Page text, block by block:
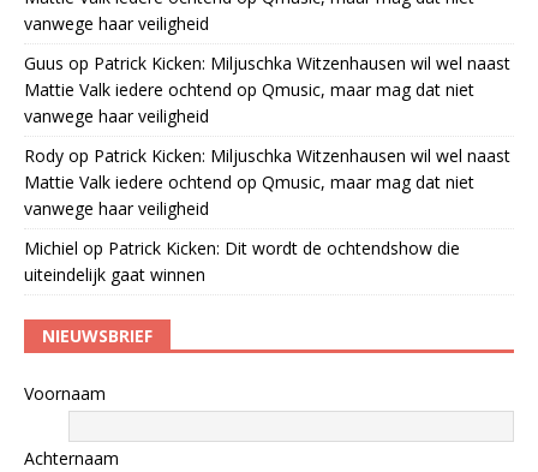
vanwege haar veiligheid
Guus op Patrick Kicken: Miljuschka Witzenhausen wil wel naast
Mattie Valk iedere ochtend op Qmusic, maar mag dat niet
vanwege haar veiligheid
Rody op Patrick Kicken: Miljuschka Witzenhausen wil wel naast
Mattie Valk iedere ochtend op Qmusic, maar mag dat niet
vanwege haar veiligheid
Michiel op Patrick Kicken: Dit wordt de ochtendshow die
uiteindelijk gaat winnen
NIEUWSBRIEF
Voornaam
Achternaam